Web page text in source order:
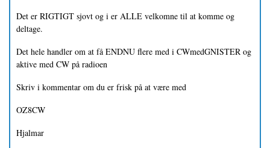
Det er RIGTIGT sjovt og i er ALLE velkomne til at komme og
deltage.
Det hele handler om at få ENDNU flere med i CWmedGNISTER og
aktive med CW på radioen
Skriv i kommentar om du er frisk på at være med
OZ8CW
Hjalmar